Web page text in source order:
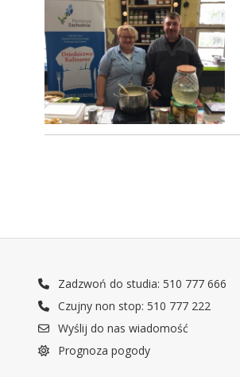
Zadzwoń do studia: 510 777 666
Czujny non stop: 510 777 222
Wyślij do nas wiadomość
Prognoza pogody